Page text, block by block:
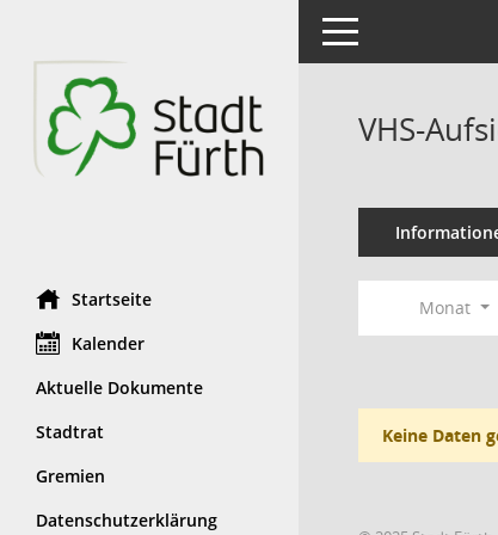
Startseite
Kalender
Aktuelle Dokumente
Stadtrat
Gremien
Datenschutzerklärung
Toggle navigation
VHS-
Monat
Keine Daten